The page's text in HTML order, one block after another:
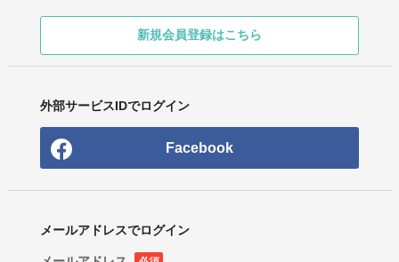
新規会員登録はこちら
外部サービスIDでログイン
Facebook
メールアドレスでログイン